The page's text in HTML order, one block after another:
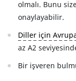
olmalı. Bunu
onaylayabilir.
Diller için
az A2
Bir işveren